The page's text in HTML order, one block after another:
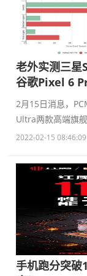
老外实测三星
谷歌Pixel 6
2月15日消息，
Ultra两款高端旗
2022-02-15 08:46:09
手机跑分突破